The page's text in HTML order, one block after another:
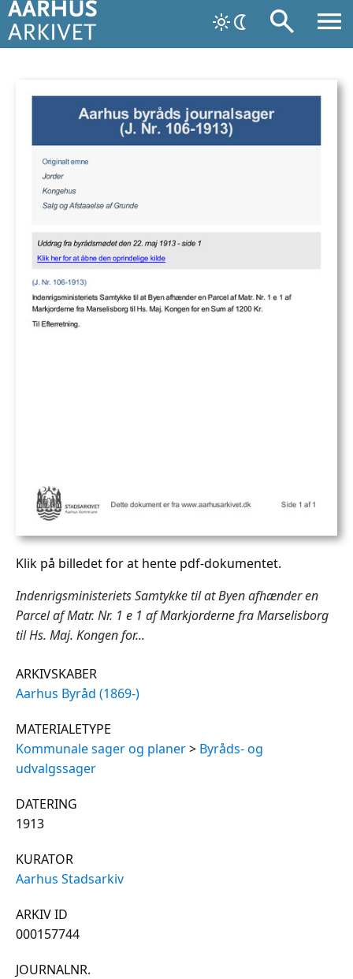
Klik på billedet for at hente pdf-dokumentet.
Indenrigsministeriets Samtykke til at Byen afhænder en
Parcel af Matr. Nr. 1 e 1 af Markjorderne fra Marselisborg
til Hs. Maj. Kongen for...
ARKIVSKABER
Aarhus Byråd (1869-)
MATERIALETYPE
Kommunale sager og planer> Byråds- og
udvalgssager
DATERING
1913
KURATOR
Aarhus Stadsarkiv
ARKIV ID
000157744
JOURNALNR.